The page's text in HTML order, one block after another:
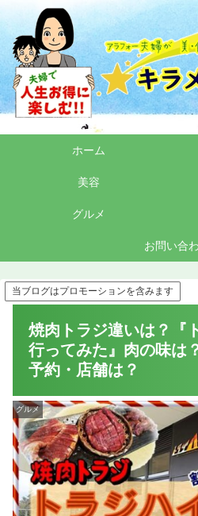
ホーム
美容
グルメ
お問い合
当ブログはプロモーションを含みます
焼肉トラジ違いは？『
行ってみた』肉の味は
予約・店舗は？
グルメ